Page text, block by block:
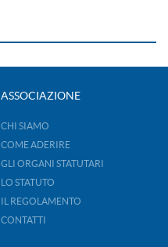
ASSOCIAZIONE
CHI SIAMO
COME ADERIRE
GLI ORGANI STATUTARI
LO STATUTO
IL REGOLAMENTO
CONTATTI